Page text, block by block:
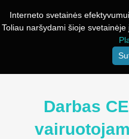
Interneto svetainės
Toliau naršydami šioje
Darbas